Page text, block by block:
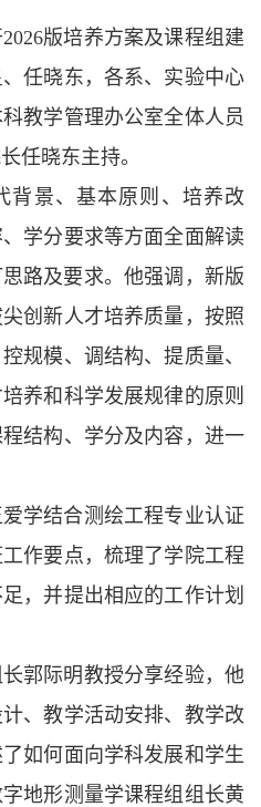
版培养方案及课程组建
任晓东，各系、实验中心
教学管理办公室全体人员
任晓东主持。
背景、基本原则、培养改
学分要求等方面全面解读
路及要求。他强调，新版
创新人才培养质量，按照
规模、调结构、提质量、
养和科学发展规律的原则
结构、学分及内容，进一
学结合测绘工程专业认证
作要点，梳理了学院工程
，并提出相应的工作计划
郭际明教授分享经验，他
、教学活动安排、教学改
如何面向学科发展和学生
地形测量学课程组组长黄